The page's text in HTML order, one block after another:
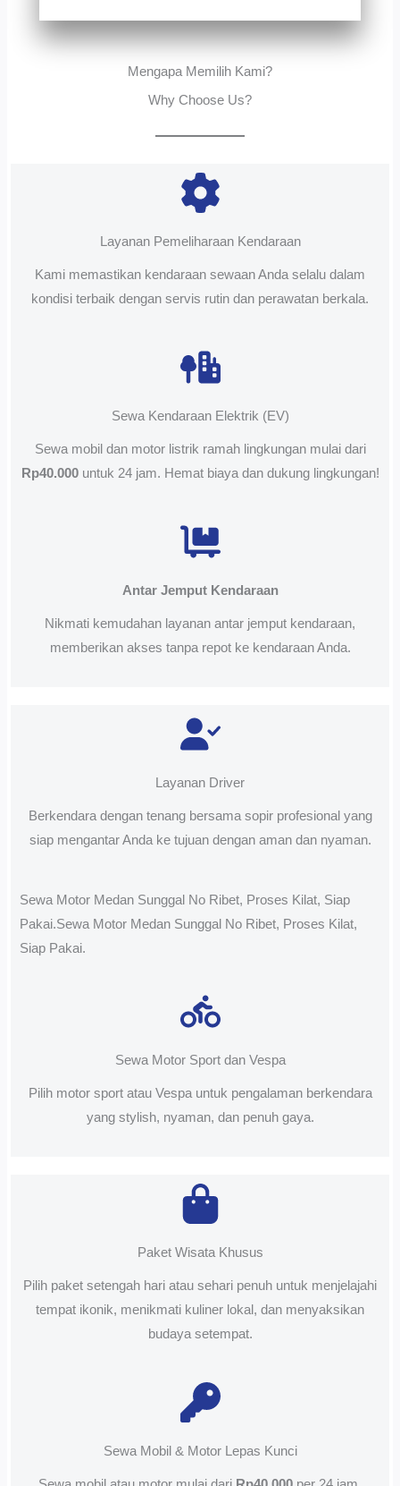
Mengapa Memilih Kami?
Why Choose Us?
Layanan Pemeliharaan Kendaraan
Kami memastikan kendaraan sewaan Anda selalu dalam
kondisi terbaik dengan servis rutin dan perawatan berkala.
Sewa Kendaraan Elektrik (EV)
Sewa mobil dan motor listrik ramah lingkungan mulai dari
Rp40.000untuk 24 jam. Hemat biaya dan dukung lingkungan!
Antar Jemput Kendaraan
Nikmati kemudahan layanan antar jemput kendaraan,
memberikan akses tanpa repot ke kendaraan Anda.
Layanan Driver
Berkendara dengan tenang bersama sopir profesional yang
siap mengantar Anda ke tujuan dengan aman dan nyaman.
Sewa Motor Medan Sunggal No Ribet, Proses Kilat, Siap
Pakai.Sewa Motor Medan Sunggal No Ribet, Proses Kilat,
Siap Pakai.
Sewa Motor Sport dan Vespa
Pilih motor sport atau Vespa untuk pengalaman berkendara
yang stylish, nyaman, dan penuh gaya.
Paket Wisata Khusus
Pilih paket setengah hari atau sehari penuh untuk menjelajahi
tempat ikonik, menikmati kuliner lokal, dan menyaksikan
budaya setempat.
Sewa Mobil & Motor Lepas Kunci